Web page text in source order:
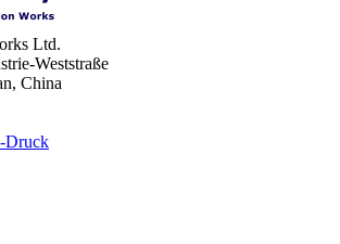
Ltd.
Weststraße
China
Druck